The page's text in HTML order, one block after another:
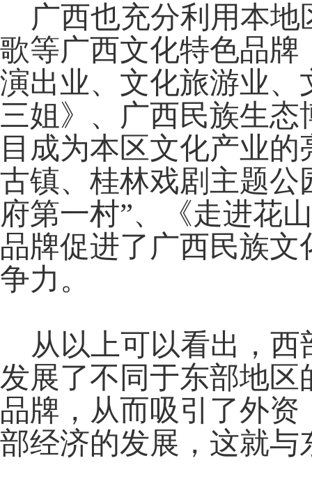
广西也充分利用本地
歌等广西文化特色品
演出业、文化旅游业、
三姐》、广西民族生
目成为本区文化产业
古镇、桂林戏剧主题公
府第一村”、《走进花
品牌促进了广西民族
争力。
从以上可以看出，西
发展了不同于东部地
品牌，从而吸引了外
部经济的发展，这就